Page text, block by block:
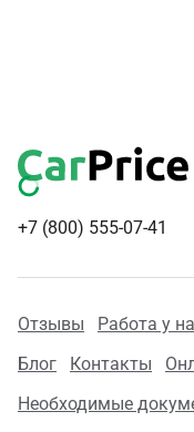
+7 (800) 555-07-41
Отзывы Работа у
Блог
Контакты
Необходимые